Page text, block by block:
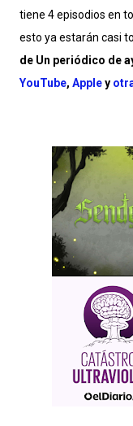
tiene 4 episodios en
esto ya estarán casi
de Un periódico de
YouTube, Appley